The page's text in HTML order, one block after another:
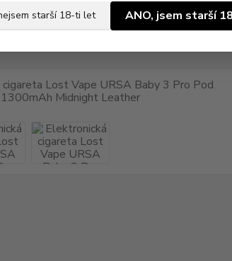
starší 18-ti let ANO, jsem starší
cigareta Lost Vape